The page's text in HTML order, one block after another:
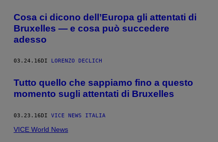
Cosa ci dicono dell’Europa gli attentati di
Bruxelles — e cosa può succedere
adesso
03.24.16 DI LORENZO DECLICH
Tutto quello che sappiamo fino a questo
momento sugli attentati di Bruxelles
03.23.16DI VICE NEWS ITALIA
VICE World News